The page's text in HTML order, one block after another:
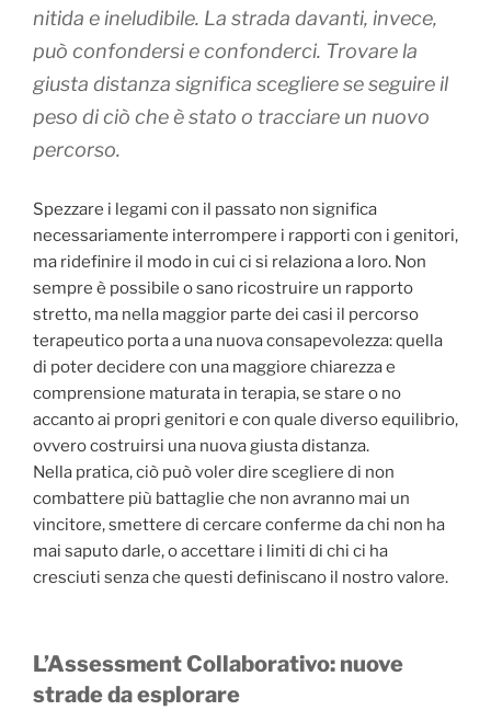
nitida e ineludibile. La strada davanti, invece,
può confondersi e confonderci. Trovare la
giusta distanza significa scegliere se seguire il
peso di ciò che è stato o tracciare un nuovo
percorso.
Spezzare i legami con il passato non significa
necessariamente interrompere i rapporti con i genitori,
ma ridefinire il modo in cui ci si relaziona a loro. Non
sempre è possibile o sano ricostruire un rapporto
stretto, ma nella maggior parte dei casi il percorso
terapeutico porta a una nuova consapevolezza: quella
di poter decidere con una maggiore chiarezza e
comprensione maturata in terapia, se stare o no
accanto ai propri genitori e con quale diverso equilibrio,
ovvero costruirsi una nuova giusta distanza.
Nella pratica, ciò può voler dire scegliere di non
combattere più battaglie che non avranno mai un
vincitore, smettere di cercare conferme da chi non ha
mai saputo darle, o accettare i limiti di chi ci ha
cresciuti senza che questi definiscano il nostro valore.
L’Assessment Collaborativo: nuove
strade da esplorare